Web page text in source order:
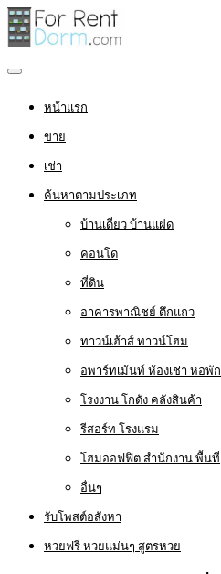
หน้าแรก
ขาย
เช่า
ค้นหาตามประเภท
บ้านเดี่ยว บ้านแฝด
คอนโด
ที่ดิน
อาคารพาณิชย์ ตึกแถว
ทาวน์เฮ้าส์ ทาวน์โฮม
อพาร์ทเม้นท์ ห้องเช่า หอพัก
โรงงาน โกดัง คลังสินค้า
รีสอร์ท โรงแรม
โฮมออฟฟิต สำนักงาน พื้นที่
อื่นๆ
รับโพสต์อสังหา
หวยฟรี หวยแม่นๆ สูตรหวย